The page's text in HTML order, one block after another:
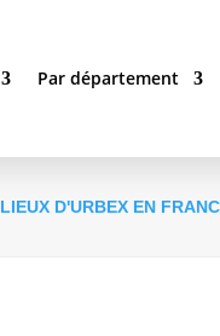
Par département
LIEUX D'URBEX EN